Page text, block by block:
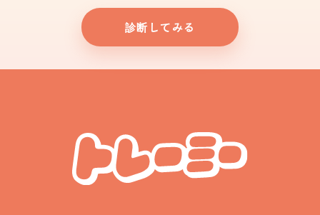
診断してみる